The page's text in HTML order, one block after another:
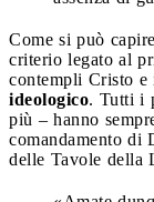
Come si può capire
criterio legato al
contempli Cristo e
ideologico. Tutti i
più – hanno
comandamento di
delle Tavole della